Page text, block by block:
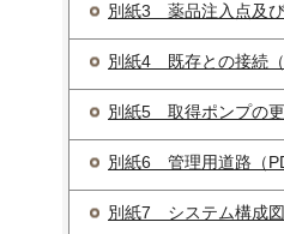
別紙3 薬品注入点及び
別紙4 既存との接続（
別紙5 取得ポンプの更
別紙6 管理用道路（
別紙7 システム構成図